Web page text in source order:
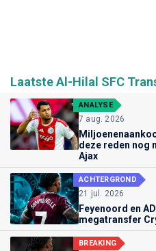
Laatste Al-Hilal SFC
ANALYSE
7 aug. 2026
deze reden nog
Ajax
ACHTERGROND
21 jul. 2026
Feyenoord en
megatransfer
BREAKING